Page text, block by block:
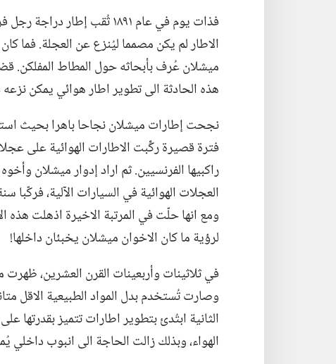
فذات يوم في عام ١٨٩١ ثُقب
الاطار لم يكن مصمما ليُنزع عن العجلة.‏ فما
ميشلان عُرف بأبحاثه حول المطاط المفلكن.‏
هذه الحادثة الى تطوير اطار هوائي يمكن
فترة قصيرة ركِّبت الاطارات الهوائية على
راكبيها الفرنسيين.‏ ثم اراد إدوار ميشلان
ومع انها حلّت في المرتبة الاخيرة اذهلت هذه
لرؤية ما كان الاخوان ميشلان يخبئان داخلها!‏
في ثلاثينات وأربعينات القرن العشرين،‏ ظهرت
وصارت تُستخدم بدل المواد الطبيعية الاقل
الثانية ابتُدئ بتطوير اطارات تتميز
الهواء،‏ وبذلك زالت الحاجة الى انبوب داخلي